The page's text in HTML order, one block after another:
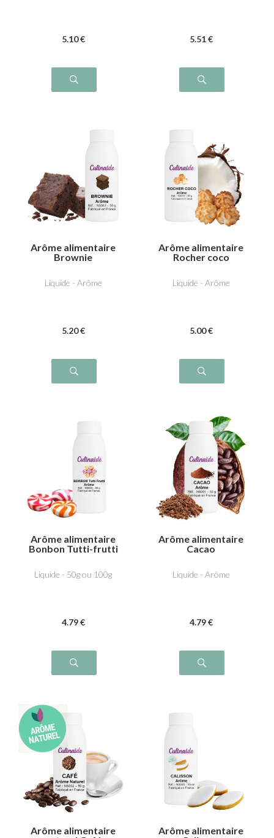
5.10 € 5.51 €
Arôme alimentaire
Brownie
Liquide - Arôme
5.20 €
Arôme alimentaire
Rocher coco
Liquide - Arôme
5.00 €
Arôme alimentaire
Bonbon Tutti-frutti
Liquide - 50g ou 100g
4.79 €
Arôme alimentaire
Cacao
Liquide - Arôme
4.79 €
Arôme alimentaire
Arôme alimentaire